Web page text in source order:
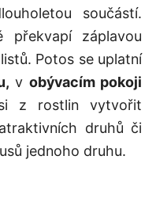
součástí.
záplavou
Potos se uplatní
v obývacím pokoji
z rostlin vytvořit
druhů či
jednoho druhu.